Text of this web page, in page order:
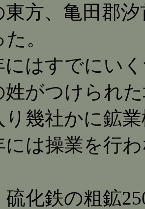
東方、亀田郡
。
にはすでにい
姓がつけられ
り幾社かに鉱
には操業を行
硫化鉄の粗鉱